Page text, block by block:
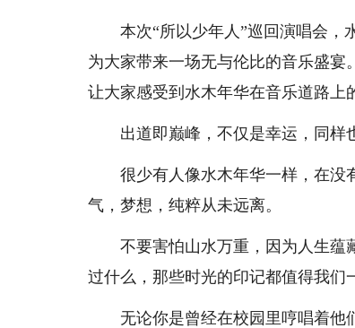
本次“所以少年人”巡回演唱会，
为大家带来一场无与伦比的音乐盛
让大家感受到水木年华在音乐道路上
出道即巅峰，不仅是幸运，同样
很少有人像水木年华一样，在没
气，梦想，纯粹从未远离。
不要害怕山水万重，因为人生蕴
过什么，那些时光的印记都值得我们
无论你是曾经在校园里哼唱着他